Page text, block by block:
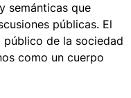
semánticas que
públicas. El
de la sociedad
como un cuerpo